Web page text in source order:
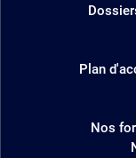
Plan
Nos